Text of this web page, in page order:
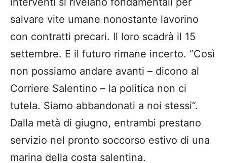
salvare vite umane nonostante lavorino
con contratti precari. Il loro scadrà il 15
settembre. E il futuro rimane incerto. “Così
non possiamo andare avanti – dicono al
Corriere Salentino – la politica non ci
tutela. Siamo abbandonati a noi stessi”.
Dalla metà di giugno, entrambi prestano
servizio nel pronto soccorso estivo di una
marina della costa salentina.